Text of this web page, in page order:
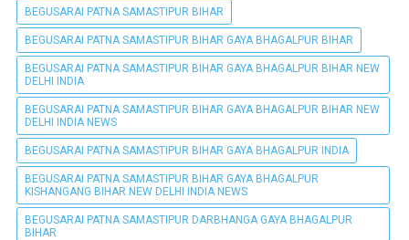
BEGUSARAI PATNA SAMASTIPUR BIHAR
BEGUSARAI PATNA SAMASTIPUR BIHAR GAYA BHAGALPUR BIHAR
BEGUSARAI PATNA SAMASTIPUR BIHAR GAYA BHAGALPUR BIHAR NEW
DELHI INDIA
BEGUSARAI PATNA SAMASTIPUR BIHAR GAYA BHAGALPUR BIHAR NEW
DELHI INDIA NEWS
BEGUSARAI PATNA SAMASTIPUR BIHAR GAYA BHAGALPUR INDIA
BEGUSARAI PATNA SAMASTIPUR BIHAR GAYA BHAGALPUR
KISHANGANG BIHAR NEW DELHI INDIA NEWS
BEGUSARAI PATNA SAMASTIPUR DARBHANGA GAYA BHAGALPUR
BIHAR